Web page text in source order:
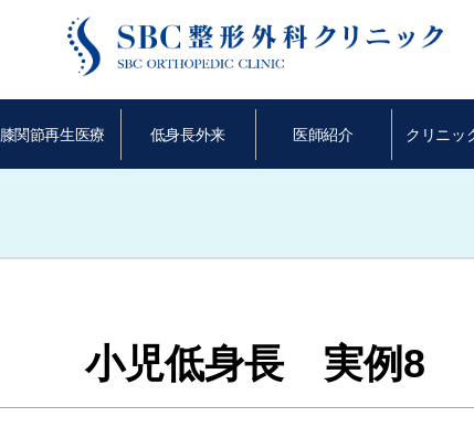
膝関節再生医療 低身長外来 医師紹介 クリニッ
小児低身長 実例8